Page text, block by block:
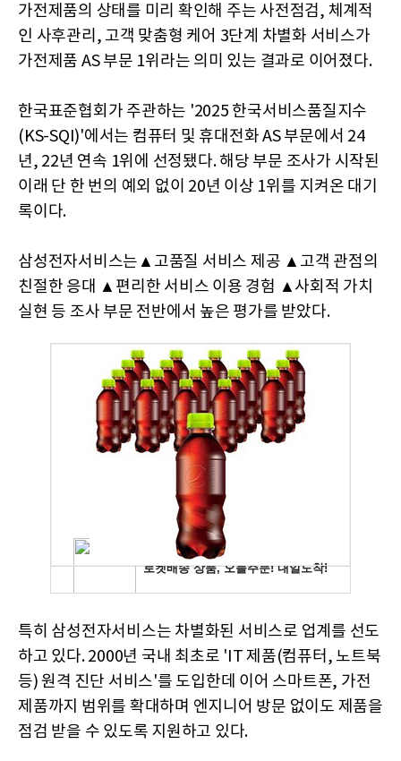
가전제품의 상태를 미리 확인해 주는 사전점검, 체계적
인 사후관리, 고객 맞춤형 케어 3단계 차별화 서비스가
가전제품 AS 부문 1위라는 의미 있는 결과로 이어졌다.
한국표준협회가 주관하는 '2025 한국서비스품질지수
(KS-SQI)'에서는 컴퓨터 및 휴대전화 AS 부문에서 24
년, 22년 연속 1위에 선정됐다. 해당 부문 조사가 시작된
이래 단 한 번의 예외 없이 20년 이상 1위를 지켜온 대기
록이다.
삼성전자서비스는▲고품질 서비스 제공 ▲고객 관점의
친절한 응대 ▲편리한 서비스 이용 경험 ▲사회적 가치
실현 등 조사 부문 전반에서 높은 평가를 받았다.
특히 삼성전자서비스는 차별화된 서비스로 업계를 선도
하고 있다. 2000년 국내 최초로 'IT 제품(컴퓨터, 노트북
등) 원격 진단 서비스'를 도입한데 이어 스마트폰, 가전
제품까지 범위를 확대하며 엔지니어 방문 없이도 제품을
점검 받을 수 있도록 지원하고 있다.